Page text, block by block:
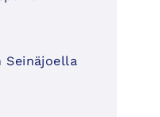
Seinäjoella